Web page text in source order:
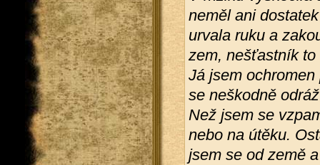
neměl ani
urvala ruku a
zem, nešťastník
Já jsem
se neškodně
Než jsem se
nebo na útěku.
jsem se od země